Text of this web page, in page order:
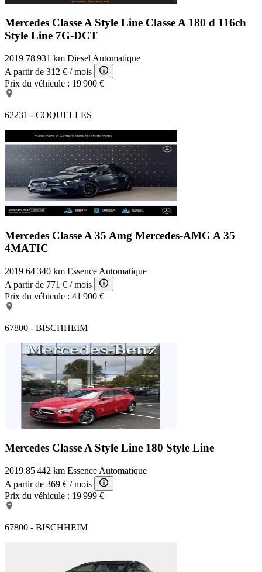
Mercedes Classe A Style Line Classe A 180 d 116ch
Style Line 7G-DCT
2019 78 931 km Diesel Automatique
A partir de 312 € / mois
Prix du véhicule : 19 900 €
62231 - COQUELLES
Mercedes Classe A 35 Amg Mercedes-AMG A 35
4MATIC
2019 64 340 km Essence Automatique
A partir de 771 € / mois
Prix du véhicule : 41 900 €
67800 - BISCHHEIM
Mercedes Classe A Style Line 180 Style Line
2019 85 442 km Essence Automatique
A partir de 369 € / mois
Prix du véhicule : 19 999 €
67800 - BISCHHEIM